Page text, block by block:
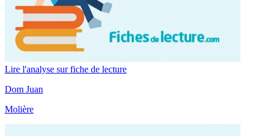
Lire l'analyse sur fiche de lecture
Dom Juan
Molière